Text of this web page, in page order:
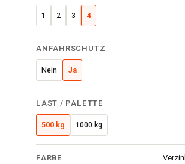
1 2 3 4
ANFAHRSCHUTZ
Nein Ja
LAST / PALETTE
500 kg 1000 kg
FARBE